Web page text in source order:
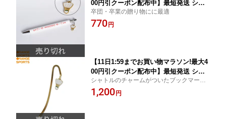
00円引クーポン配布中】最短発送 シャ
トルチャーム付きシャーペン 集中 必勝
バドミントングッズ 文房具 プレゼント
卒団・卒業の贈り物にに最適
770円
【11日1:59までお買い物マラソン!最大4
00円引クーポン配布中】最短発送 シャ
トルブックマーカー バドミントン バド
ミントングッズ 卒団 卒業 記念品 プレ
シャトルのチャームがついたブックマーカ
ー（しおり）です
1,200円